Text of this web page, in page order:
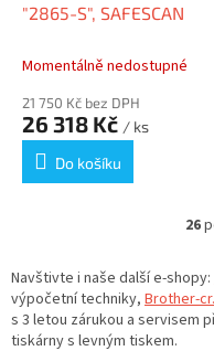
"2865-S", SAFESCAN
Momentálně nedostupné
21 750 Kč bez DPH
26 318 Kč / ks
Do košíku
26
Navštivte i naše další e-shopy:
výpočetní techniky, Brother-
s 3 letou zárukou a servisem
tiskárny s levným tiskem.